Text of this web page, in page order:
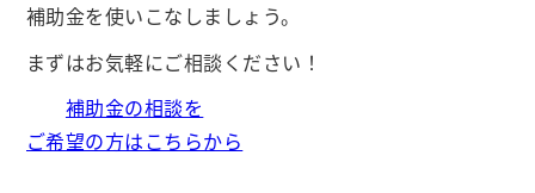
補助金を使いこなしましょう。
まずはお気軽にご相談ください！
補助金の相談を
ご希望の方はこちらから